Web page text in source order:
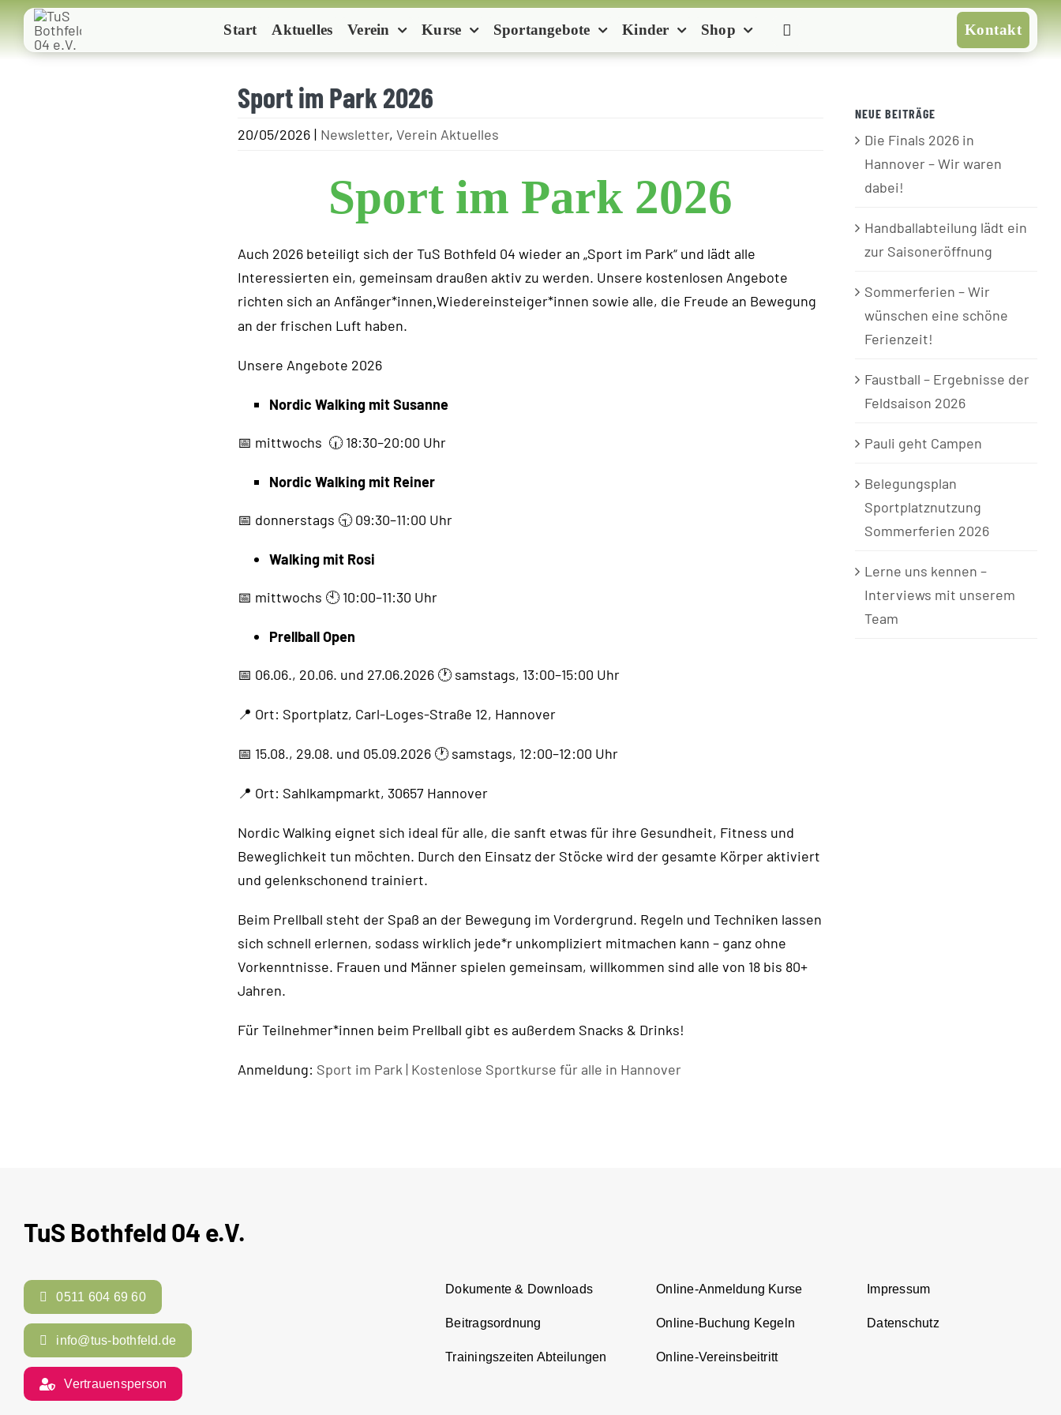
Zum
Inhalt
springen
Start Aktuelles Verein Kurse Sportangebote Kinder Shop Kontakt
Sport im Park 2026
20/05/2026 | Newsletter,Verein Aktuelles
Sport im Park 2026
Auch 2026 beteiligt sich der TuS Bothfeld 04 wieder an „Sport im Park“ und lädt alle
Interessierten ein, gemeinsam draußen aktiv zu werden. Unsere kostenlosen Angebote
richten sich an Anfänger*innen,Wiedereinsteiger*innen sowie alle, die Freude an Bewegung
an der frischen Luft haben.
Unsere Angebote 2026
Nordic Walking mit Susanne
📅 mittwochs 🕡 18:30–20:00 Uhr
Nordic Walking mit Reiner
📅 donnerstags 🕤 09:30–11:00 Uhr
Walking mit Rosi
📅 mittwochs 🕙 10:00–11:30 Uhr
Prellball Open
📅 06.06., 20.06. und 27.06.2026 🕐 samstags, 13:00–15:00 Uhr
📍 Ort: Sportplatz, Carl-Loges-Straße 12, Hannover
📅 15.08., 29.08. und 05.09.2026 🕐 samstags, 12:00–12:00 Uhr
📍 Ort: Sahlkampmarkt, 30657 Hannover
Nordic Walking eignet sich ideal für alle, die sanft etwas für ihre Gesundheit, Fitness und
Beweglichkeit tun möchten. Durch den Einsatz der Stöcke wird der gesamte Körper aktiviert
und gelenkschonend trainiert.
Beim Prellball steht der Spaß an der Bewegung im Vordergrund. Regeln und Techniken lassen
sich schnell erlernen, sodass wirklich jede*r unkompliziert mitmachen kann – ganz ohne
Vorkenntnisse. Frauen und Männer spielen gemeinsam, willkommen sind alle von 18 bis 80+
Jahren.
Für Teilnehmer*innen beim Prellball gibt es außerdem Snacks & Drinks!
Anmeldung: Sport im Park | Kostenlose Sportkurse für alle in Hannover
NEUE BEITRÄGE
Die Finals 2026 in
Hannover – Wir waren
dabei!
Handballabteilung lädt ein
zur Saisoneröffnung
Sommerferien – Wir
wünschen eine schöne
Ferienzeit!
Faustball – Ergebnisse der
Feldsaison 2026
Pauli geht Campen
Belegungsplan
Sportplatznutzung
Sommerferien 2026
Lerne uns kennen –
Interviews mit unserem
Team
TuS Bothfeld 04 e.V.
0511 604 69 60
info@tus-bothfeld.de
Vertrauensperson
Dokumente & Downloads
Beitragsordnung
Trainingszeiten Abteilungen
Online-Anmeldung Kurse
Online-Buchung Kegeln
Online-Vereinsbeitritt
Impressum
Datenschutz